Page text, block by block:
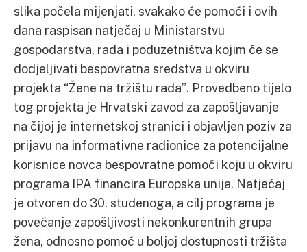
slika počela mijenjati, svakako će pomoći i ovih
dana raspisan natječaj u Ministarstvu
gospodarstva, rada i poduzetništva kojim će se
dodjeljivati bespovratna sredstva u okviru
projekta “Žene na tržištu rada”. Provedbeno tijelo
tog projekta je Hrvatski zavod za zapošljavanje
na čijoj je internetskoj stranici i objavljen poziv za
prijavu na informativne radionice za potencijalne
korisnice novca bespovratne pomoći koju u okviru
programa IPA financira Europska unija. Natječaj
je otvoren do 30. studenoga, a cilj programa je
povećanje zapošljivosti nekonkurentnih grupa
žena, odnosno pomoć u boljoj dostupnosti tržišta